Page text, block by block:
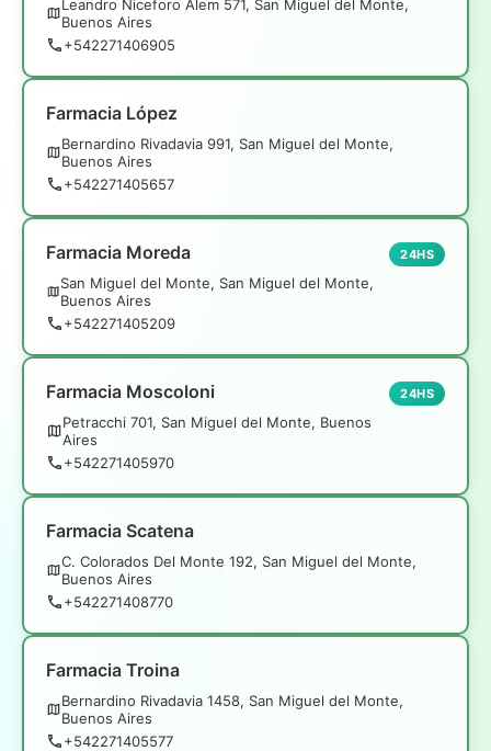
Leandro Niceforo Alem 571, San Miguel del Monte,
Buenos Aires
+542271406905
Farmacia López
Bernardino Rivadavia 991, San Miguel del Monte,
Buenos Aires
+542271405657
Farmacia Moreda
San Miguel del Monte, San Miguel del Monte,
Buenos Aires
+542271405209
24HS
Farmacia Moscoloni
Petracchi 701, San Miguel del Monte, Buenos
Aires
+542271405970
24HS
Farmacia Scatena
C. Colorados Del Monte 192, San Miguel del Monte,
Buenos Aires
+542271408770
Farmacia Troina
Bernardino Rivadavia 1458, San Miguel del Monte,
Buenos Aires
+542271405577